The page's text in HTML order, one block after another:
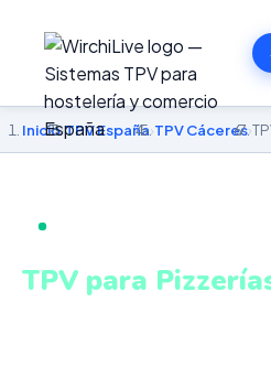
Inicio›TPV España›TPV Cáceres›
TPV PARA PIZZERÍAS EN
TPV para